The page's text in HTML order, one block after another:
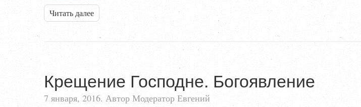
Читать далее
Крещение Господне. Богоявление
7 января, 2016. Автор Модератор Евгений